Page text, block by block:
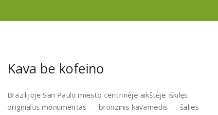
Kava be kofeino
Brazilijoje San Paulo miesto centrinėje aikštėje iškilęs
originalus monumentas — bronzinis kavamedis — šalies